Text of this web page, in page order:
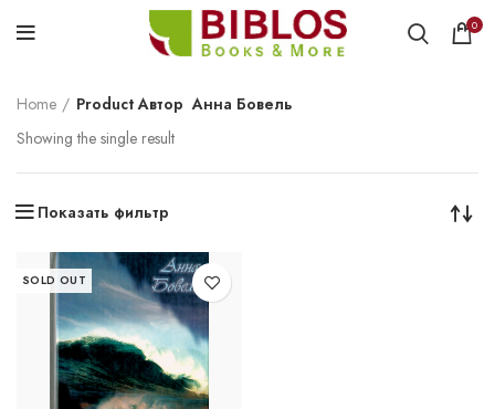
0
Home Product Автор Анна Бовель
Showing the single result
Показать фильтр
SOLD OUT